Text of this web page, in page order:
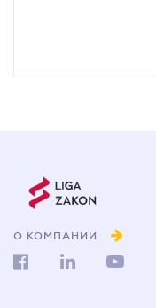
О КОМПАНИИ